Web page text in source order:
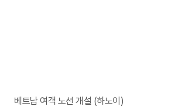
베트남 여객 노선 개설 (하노이)